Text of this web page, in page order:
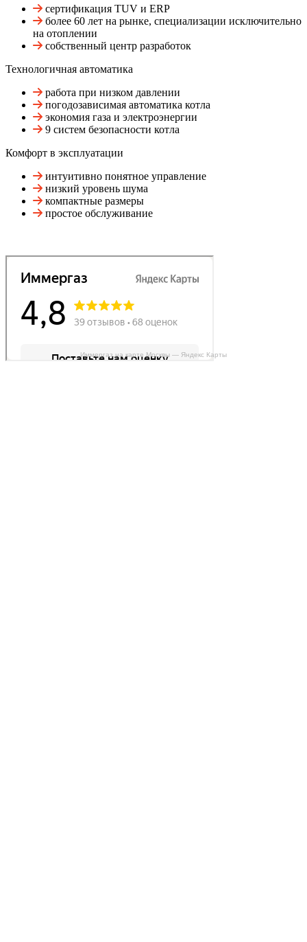
сертификация TUV и ERP
более 60 лет на рынке, специализации исключительно
на отоплении
собственный центр разработок
Технологичная автоматика
работа при низком давлении
погодозависимая автоматика котла
экономия газа и электроэнергии
9 систем безопасности котла
Комфорт в эксплуатации
интуитивно понятное управление
низкий уровень шума
компактные размеры
простое обслуживание
Иммергаз на карте Москвы — Яндекс Карты